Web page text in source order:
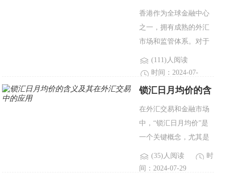
的交易策略和控制成本
至关重..
香港作为全球金融中心
之一，拥有成熟的外汇
市场和监管体系。对于
希望在香港进行外汇交
易的投资者来说，了解
相关的操作流程和规定
介绍如何在香港进行外
汇交..
(111)人阅读
时间：2024-07-
30
锁汇日月均价的含
中的应用
在外汇交易和金融市场
中，“锁汇日月均价”是
一个关键概念，尤其是
在涉及到外汇风险管理
和价格锁定的策略中。
(35)人阅读
时
间：2024-07-29